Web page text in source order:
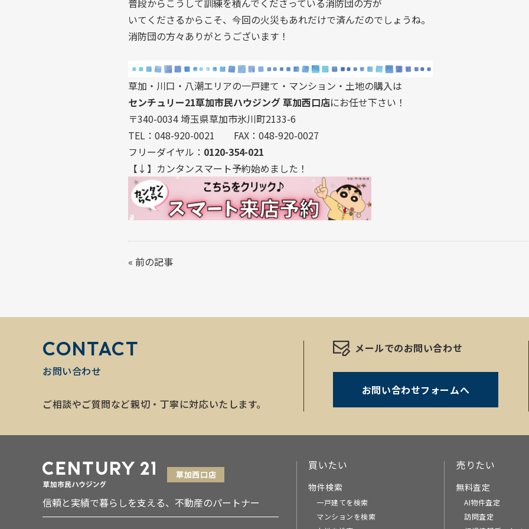
普段からこうして訓練を積んでくださっている消防団の方が
いてくださるからこそ、今回の火災もあれだけで済んだのでしょうね。
消防団の方々ありがとうございます！
草加・川口・八潮エリアの一戸建て・マンション・土地の購入は
センチュリー21草加市民ハウジング 草加西口店にお任せ下さい！
〒340-0034 埼玉県草加市氷川町2133-6
TEL：048-920-0021 FAX：048-920-0027
フリーダイヤル： 0120-354-021
【↓】カンタンスマート予約始めました！
« 前の記事
CONTACT
お問い合わせ
ご相談やご質問など親切・丁寧に対応いたします。
メールでのお問い合わせ
お問い合わせフォームへ
信頼と実績で暮らしを支える、不動産のパートナー
買いたい
物件検索
一戸建てを検索
マンションを検索
売りたい
無料査定
AI物件査定
訪問査定